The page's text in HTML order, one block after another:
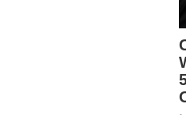
Keadaan memang sesak.
risiko berlaku